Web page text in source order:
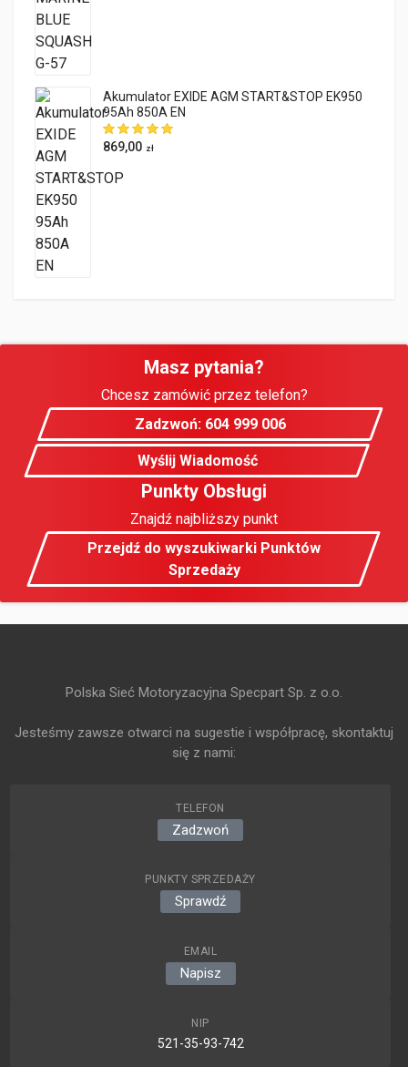
Akumulator EXIDE AGM START&STOP EK950
95Ah 850A EN
869,00 zł
Masz pytania?
Chcesz zamówić przez telefon?
Zadzwoń: 604 999 006
Wyślij Wiadomość
Punkty Obsługi
Znajdź najbliższy punkt
Przejdź do wyszukiwarki Punktów
Sprzedaży
Polska Sieć Motoryzacyjna Specpart Sp. z o.o.
Jesteśmy zawsze otwarci na sugestie i współpracę, skontaktuj
się z nami:
TELEFON
Zadzwoń
PUNKTY SPRZEDAŻY
Sprawdź
EMAIL
Napisz
NIP
521-35-93-742